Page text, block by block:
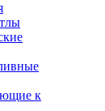
к